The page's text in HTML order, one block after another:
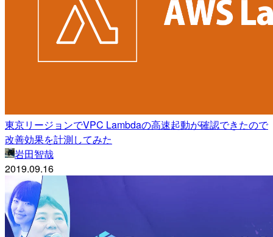
東京リージョンでVPC Lambdaの高速起動が確認できたので
改善効果を計測してみた
岩田智哉
2019.09.16